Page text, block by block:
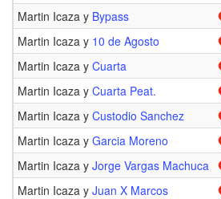
Martin Icaza y Bypass
Martin Icaza y 10 de Agosto
Martin Icaza y Cuarta
Martin Icaza y Cuarta Peat.
Martin Icaza y Custodio Sanchez
Martin Icaza y Garcia Moreno
Martin Icaza y Jorge Vargas Machuca
Martin Icaza y Juan X Marcos